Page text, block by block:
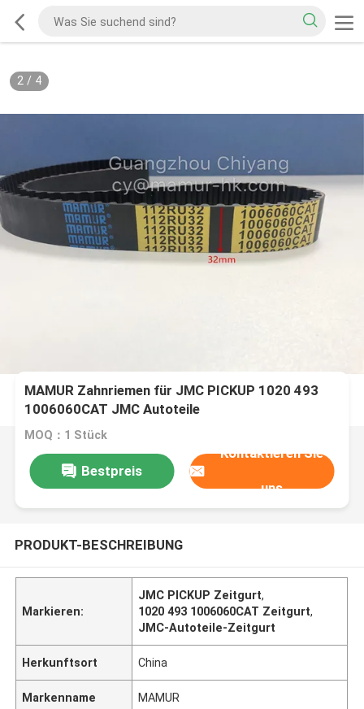
2/ 4
MAMUR Zahnriemen für JMC PICKUP 1020 493
1006060CAT JMC Autoteile
MOQ：1 Stück
Bestpreis
Kontaktieren Sie
uns
PRODUKT-BESCHREIBUNG
Markieren:
JMC PICKUP Zeitgurt,
1020 493 1006060CAT Zeitgurt,
JMC-Autoteile-Zeitgurt
Herkunftsort China
Markenname MAMUR